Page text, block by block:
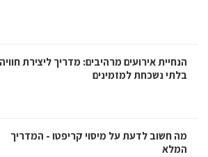
הנחיית אירועים מרהיבים: מדריך ליצירת חוויה
בלתי נשכחת למזמינים
מה חשוב לדעת על מיסוי קריפטו - המדריך
המלא